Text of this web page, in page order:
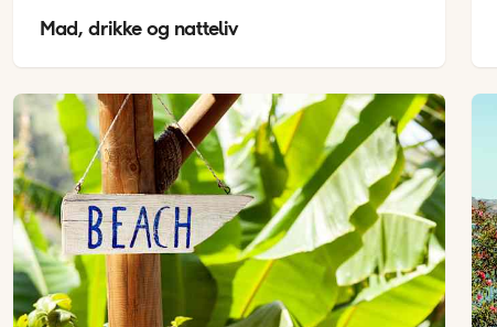
Mad, drikke og natteliv